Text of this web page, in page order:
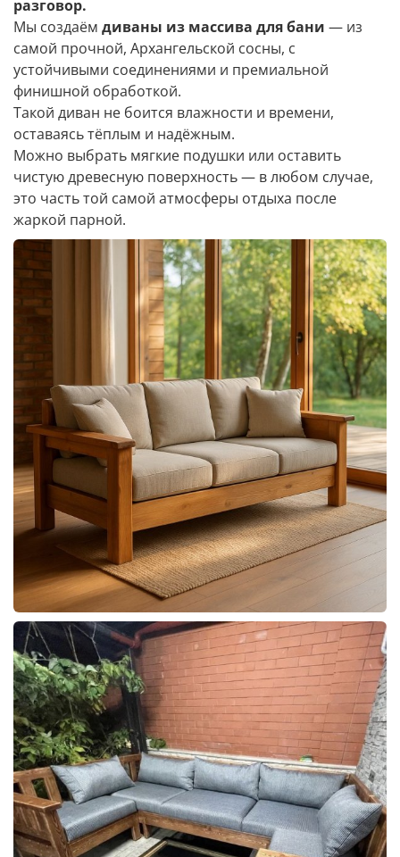
разговор.
Мы создаём диваны из массива для бани — из
самой прочной, Архангельской сосны, с
устойчивыми соединениями и премиальной
финишной обработкой.
Такой диван не боится влажности и времени,
оставаясь тёплым и надёжным.
Можно выбрать мягкие подушки или оставить
чистую древесную поверхность — в любом случае,
это часть той самой атмосферы отдыха после
жаркой парной.